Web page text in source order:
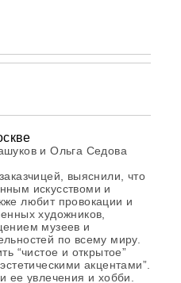
и Ольга Седова
выяснили, что
искусствоми и
любит провокации и
художников,
музеев и
по всему миру.
“чистое и открытое”
акцентами”.
ее увлечения и хобби.